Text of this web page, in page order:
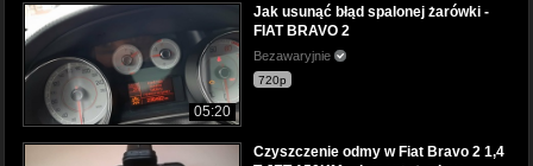
05:20
Jak usunąć błąd spalonej żarówki -
FIAT BRAVO 2
Bezawaryjnie
720p
Czyszczenie odmy w Fiat Bravo 2 1,4